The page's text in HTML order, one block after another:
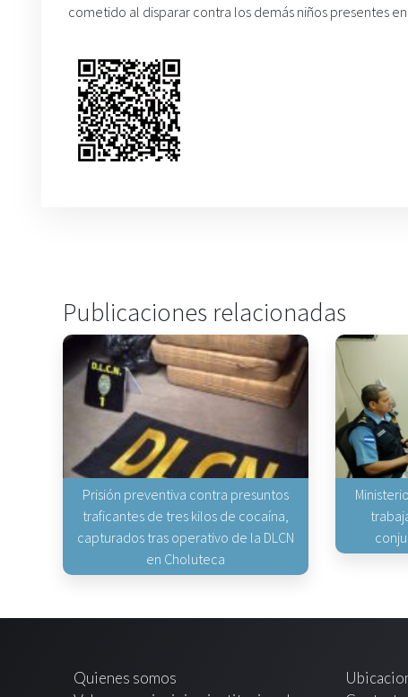
cometido al disparar contra los demás niños presentes
Publicaciones relacionadas
Prisión preventiva contra presuntos
traficantes de tres kilos de cocaína,
capturados tras operativo de la DLCN
en Choluteca
Quienes somos